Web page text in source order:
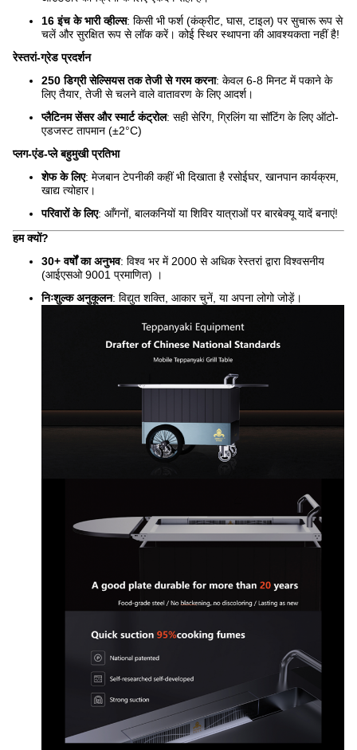
16 इंच के भारी व्हील्स: किसी भी फर्श (कंक्रीट, घास, टाइल) पर सुचारू रूप से
चलें और सुरक्षित रूप से लॉक करें। कोई स्थिर स्थापना की आवश्यकता नहीं है!
रेस्तरां-ग्रेड प्रदर्शन
250 डिग्री सेल्सियस तक तेजी से गरम करना: केवल 6-8 मिनट में पकाने के
लिए तैयार, तेजी से चलने वाले वातावरण के लिए आदर्श।
प्लैटिनम सेंसर और स्मार्ट कंट्रोल: सही सेरिंग, ग्रिलिंग या सॉटिंग के लिए ऑटो-
एडजस्ट तापमान (±2°C)
प्लग-एंड-प्ले बहुमुखी प्रतिभा
शेफ के लिए: मेजबान टेपनीकी कहीं भी दिखाता है रसोईघर, खानपान कार्यक्रम,
खाद्य त्योहार।
परिवारों के लिए: आँगनों, बालकनियों या शिविर यात्राओं पर बारबेक्यू यादें बनाएं!
हम क्यों?
30+ वर्षों का अनुभव: विश्व भर में 2000 से अधिक रेस्तरां द्वारा विश्वसनीय
(आईएसओ 9001 प्रमाणित) ।
निःशुल्क अनुकूलन: विद्युत शक्ति, आकार चुनें, या अपना लोगो जोड़ें।